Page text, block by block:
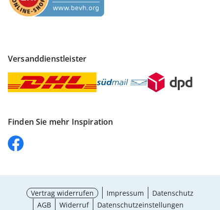
Versanddienstleister
Finden Sie mehr Inspiration
Vertrag widerrufen Impressum
Datenschutz
AGB
Widerruf Datenschutzeinstellungen